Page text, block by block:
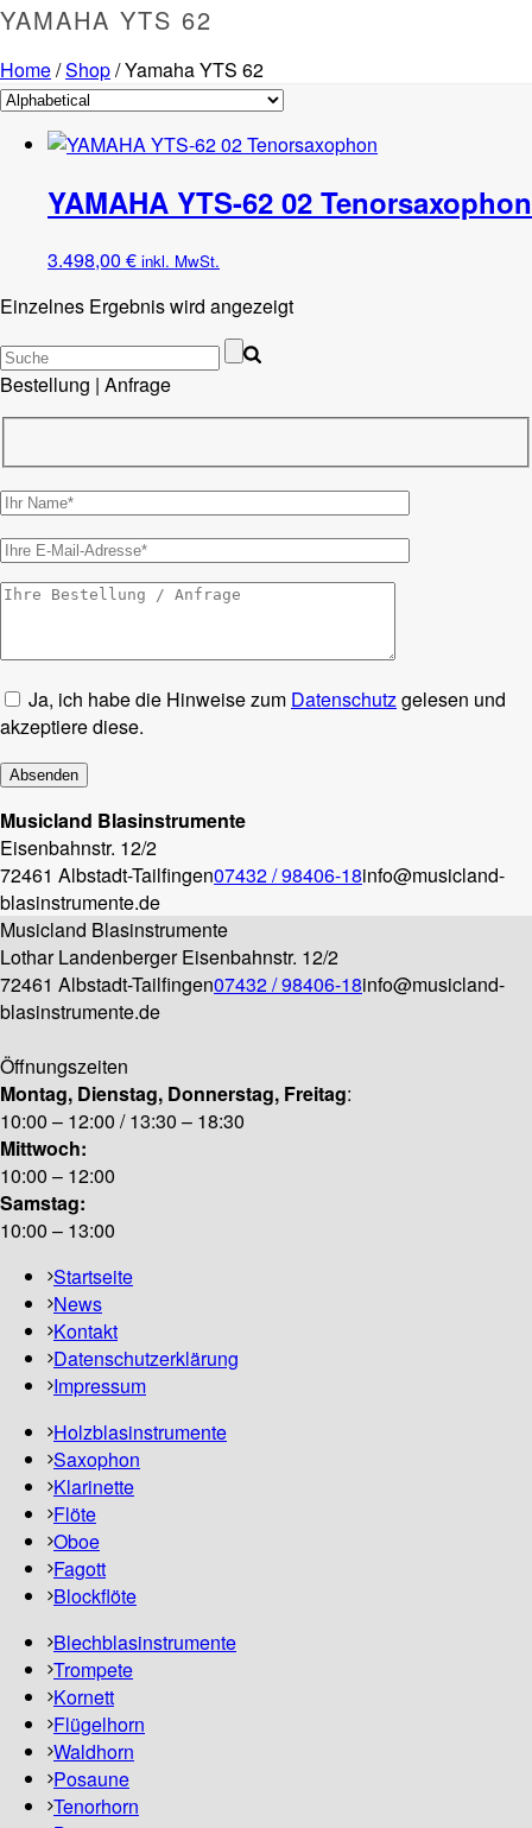
YAMAHA YTS 62
Home/Shop/Yamaha YTS 62
YAMAHA YTS-62 02 Tenorsaxophon
3.498,00 € inkl. MwSt.
Einzelnes Ergebnis wird angezeigt
Bestellung | Anfrage
Ja, ich habe die Hinweise zum Datenschutz gelesen und
akzeptiere diese.
Musicland Blasinstrumente
Eisenbahnstr. 12/2
72461 Albstadt-Tailfingen07432 / 98406-18info@musicland-
blasinstrumente.de
Musicland Blasinstrumente
Lothar Landenberger Eisenbahnstr. 12/2
72461 Albstadt-Tailfingen07432 / 98406-18info@musicland-
blasinstrumente.de
Öffnungszeiten
Montag, Dienstag, Donnerstag, Freitag:
10:00 – 12:00 / 13:30 – 18:30
Mittwoch:
10:00 – 12:00
Samstag:
10:00 – 13:00
Startseite
News
Kontakt
Datenschutzerklärung
Impressum
Holzblasinstrumente
Saxophon
Klarinette
Flöte
Oboe
Fagott
Blockflöte
Blechblasinstrumente
Trompete
Kornett
Flügelhorn
Waldhorn
Posaune
Tenorhorn